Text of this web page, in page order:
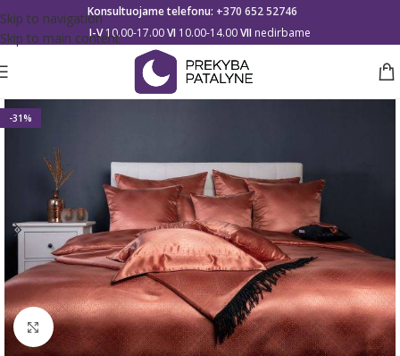
Skip to navigation
Skip to main content
Konsultuojame telefonu: +370 652 52746
I-V10.00-17.00VI 10.00-14.00VII nedirbame
-31%
Click to enlarge